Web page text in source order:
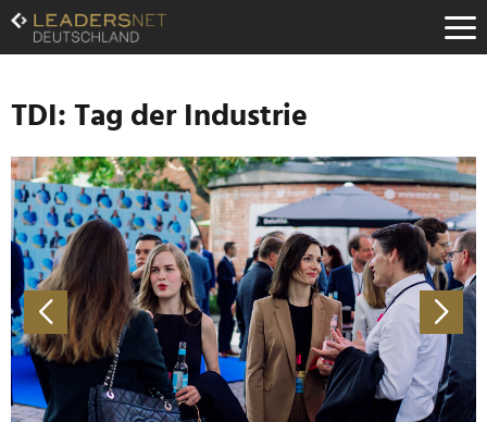
Zum
Inhalt
Zur
Navigation
Zur
Hauptnavigation
TDI: Tag der Industrie